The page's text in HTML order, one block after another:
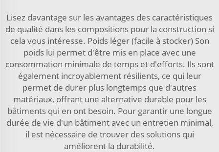
Lisez davantage sur les avantages des caractéristiques
de qualité dans les compositions pour la construction si
cela vous intéresse. Poids léger (facile à stocker) Son
poids lui permet d'être mis en place avec une
consommation minimale de temps et d'efforts. Ils sont
également incroyablement résilients, ce qui leur
permet de durer plus longtemps que d'autres
matériaux, offrant une alternative durable pour les
bâtiments qui en ont besoin. Pour garantir une longue
durée de vie d'un bâtiment avec un entretien minimal,
il est nécessaire de trouver des solutions qui
améliorent la durabilité.